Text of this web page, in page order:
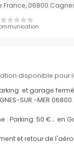
France, 06800
disponible pour
et garage
SUR -MER
: Parking: 50 € ; en
et retour de